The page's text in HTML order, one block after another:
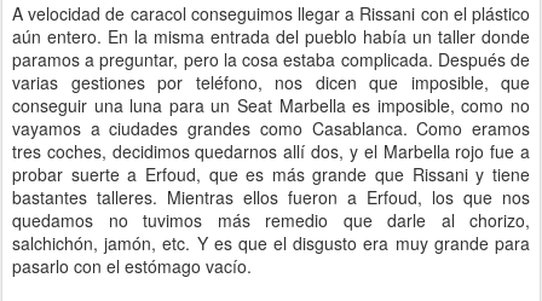
A velocidad de caracol conseguimos llegar a Rissani con el plástico
aún entero. En la misma entrada del pueblo había un taller donde
paramos a preguntar, pero la cosa estaba complicada. Después de
varias gestiones por teléfono, nos dicen que imposible, que
conseguir una luna para un Seat Marbella es imposible, como no
vayamos a ciudades grandes como Casablanca. Como eramos
tres coches, decidimos quedarnos allí dos, y el Marbella rojo fue a
probar suerte a Erfoud, que es más grande que Rissani y tiene
bastantes talleres. Mientras ellos fueron a Erfoud, los que nos
quedamos no tuvimos más remedio que darle al chorizo,
salchichón, jamón, etc. Y es que el disgusto era muy grande para
pasarlo con el estómago vacío.